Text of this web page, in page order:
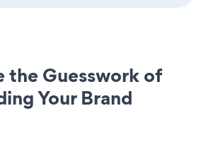
the Guesswork of
Your Brand